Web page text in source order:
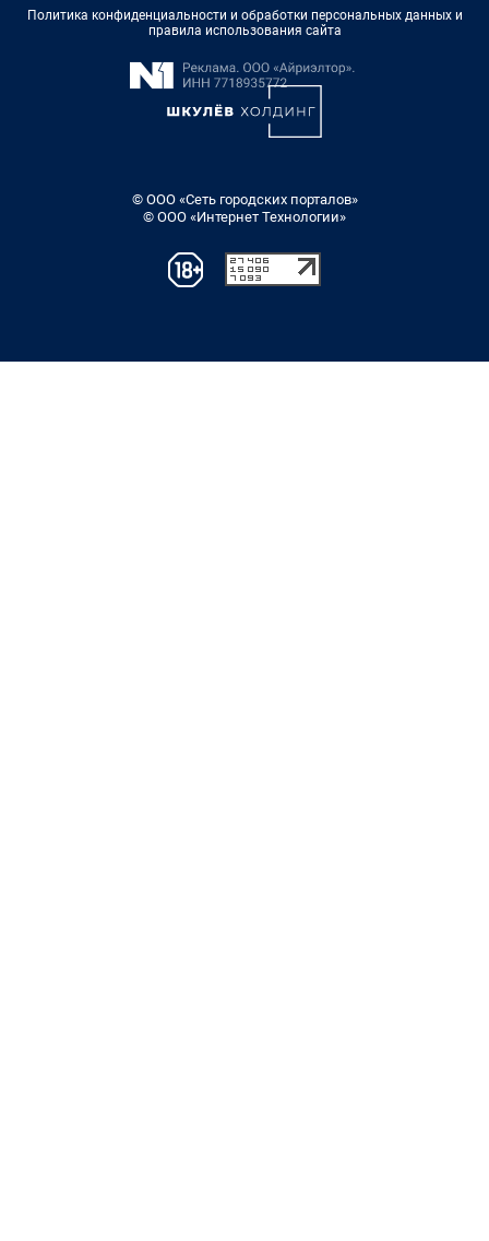
Политика конфиденциальности и обработки персональных данных и
правила использования сайта
© ООО «Сеть городских порталов»
© ООО «Интернет Технологии»